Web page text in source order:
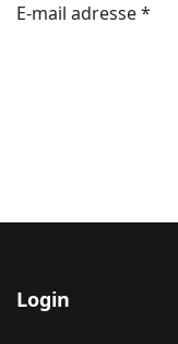
E-mail adresse*
Login